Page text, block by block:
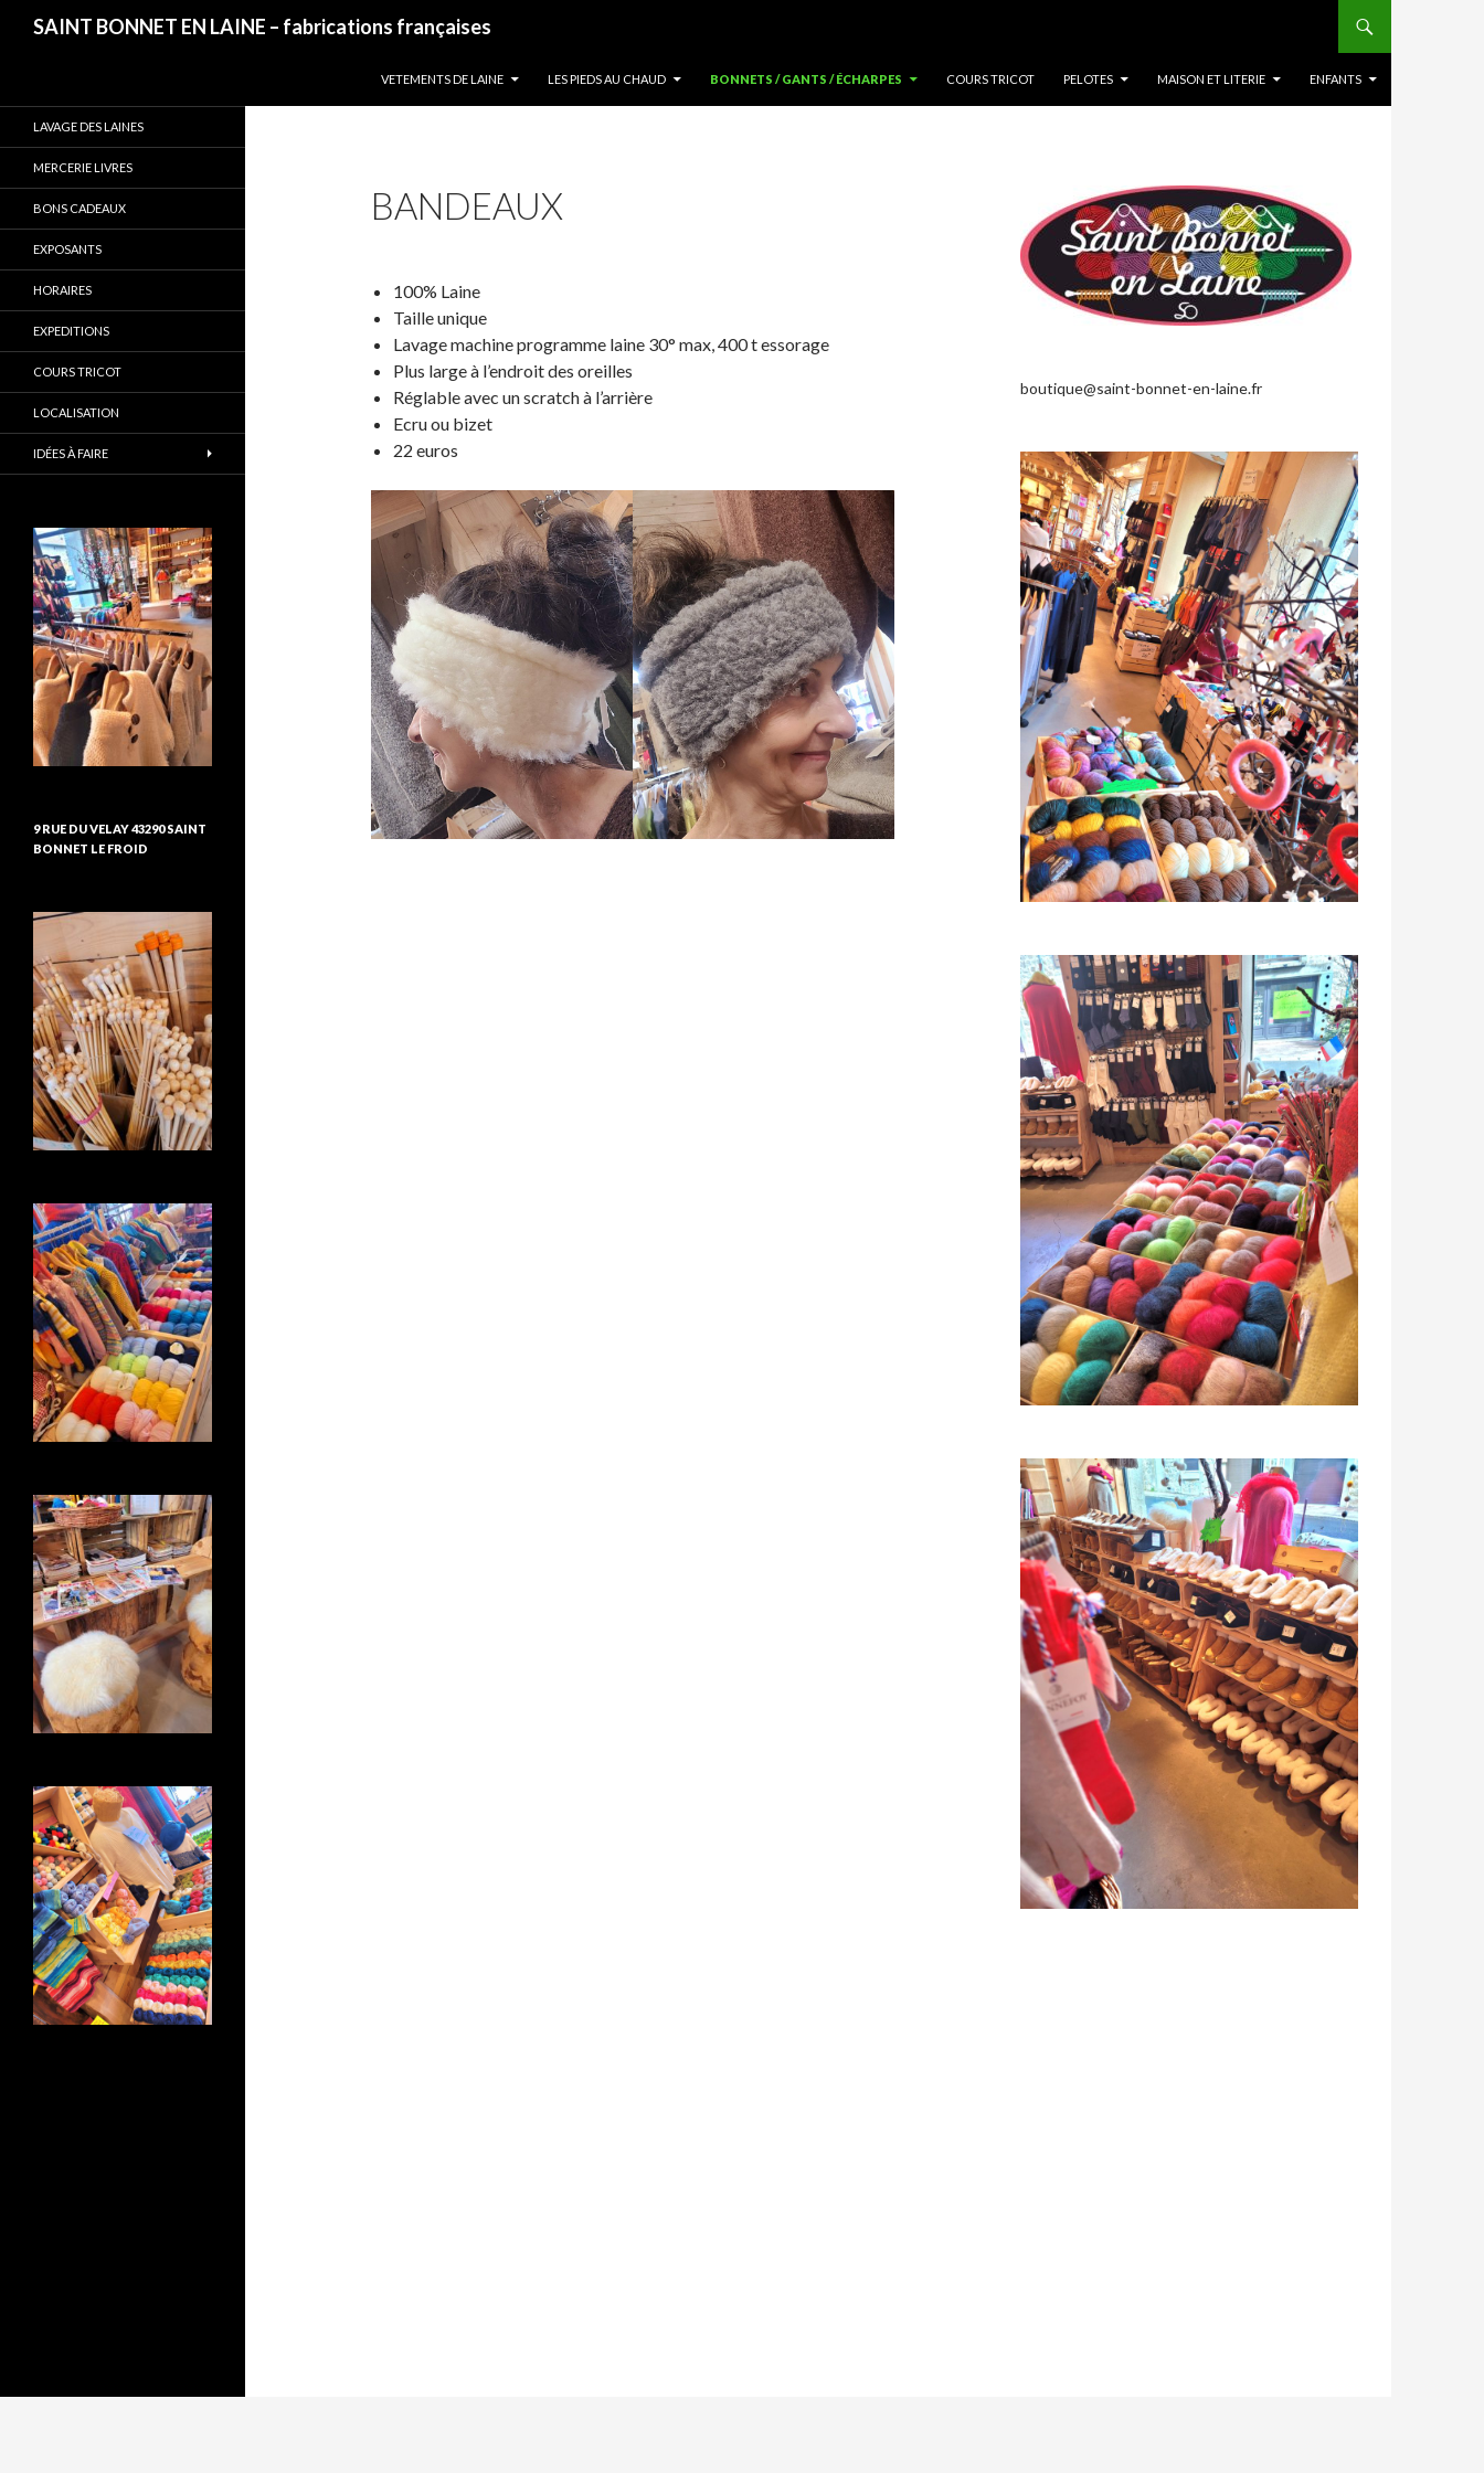
SAINT BONNET EN LAINE – fabrications françaises
VETEMENTS DE LAINE
LES PIEDS AU CHAUD BONNETS / GANTS / ÉCHARPES COURS TRICOT PELOTES MAISON ET LITERIE ENFANTS
BANDEAUX
100% Laine
Taille unique
Lavage machine programme laine 30° max, 400 t essorage
Plus large à l’endroit des oreilles
Réglable avec un scratch à l’arrière
Ecru ou bizet
22 euros
boutique@saint-bonnet-en-laine.fr
LAVAGE DES LAINES
MERCERIE LIVRES
BONS CADEAUX
EXPOSANTS
HORAIRES
EXPEDITIONS
COURS TRICOT
LOCALISATION
IDÉES À FAIRE
9 RUE DU VELAY 43290 SAINT
BONNET LE FROID